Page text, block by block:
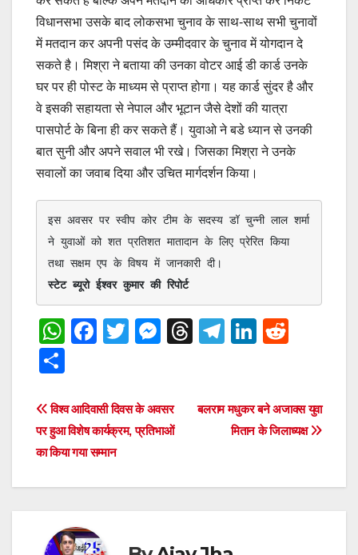
विधानसभा उसके बाद लोकसभा चुनाव के साथ-साथ सभी चुनावों
में मतदान कर अपनी पसंद के उम्मीदवार के चुनाव में योगदान दे
सकते है। मिश्रा ने बताया की उनका वोटर आई डी कार्ड उनके
घर पर ही पोस्ट के माध्यम से प्राप्त होगा। यह कार्ड सुंदर है और
वे इसकी सहायता से नेपाल और भूटान जैसे देशों की यात्रा
पासपोर्ट के बिना ही कर सकते हैं। युवाओ ने बडे ध्यान से उनकी
बात सुनी और अपने सवाल भी रखे। जिसका मिश्रा ने उनके
सवालों का जवाब दिया और उचित मार्गदर्शन किया।
इस अवसर पर स्वीप कोर टीम के सदस्य डॉ चुन्नी लाल शर्मा
ने युवाओं को शत प्रतिशत मातादान के लिए प्रेरित किया
स्टेट ब्यूरो ईश्वर कुमार की रिपोर्ट
W
s
A
p
p
F
e
b
o
o
T
er
M
e
n
er
T
a
T
gr
a
Li
e
dI
di
t
ar
e
Post
navigation
बलराम मधुकर बने अजाक्स युवा
मितान के जिलाध्यक्ष
विश्व आदिवासी दिवस के अवसर
पर हुआ विशेष कार्यक्रम, प्रतिभाओं
का किया गया सम्मान